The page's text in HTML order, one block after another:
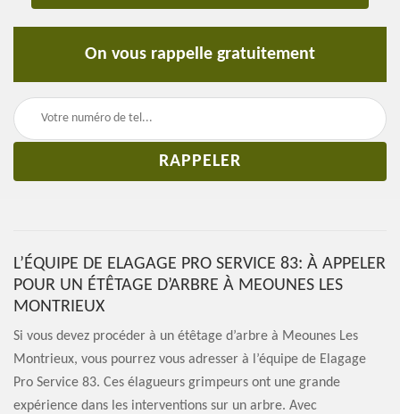
On vous rappelle gratuitement
L’ÉQUIPE DE ELAGAGE PRO SERVICE 83: À APPELER
POUR UN ÉTÊTAGE D’ARBRE À MEOUNES LES
MONTRIEUX
Si vous devez procéder à un étêtage d’arbre à Meounes Les
Montrieux, vous pourrez vous adresser à l’équipe de Elagage
Pro Service 83. Ces élagueurs grimpeurs ont une grande
expérience dans les interventions sur un arbre. Avec